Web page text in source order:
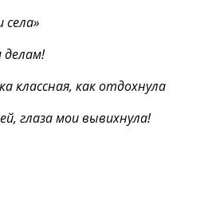
села»
делам!
классная, как отдохнула
глаза мои вывихнула!